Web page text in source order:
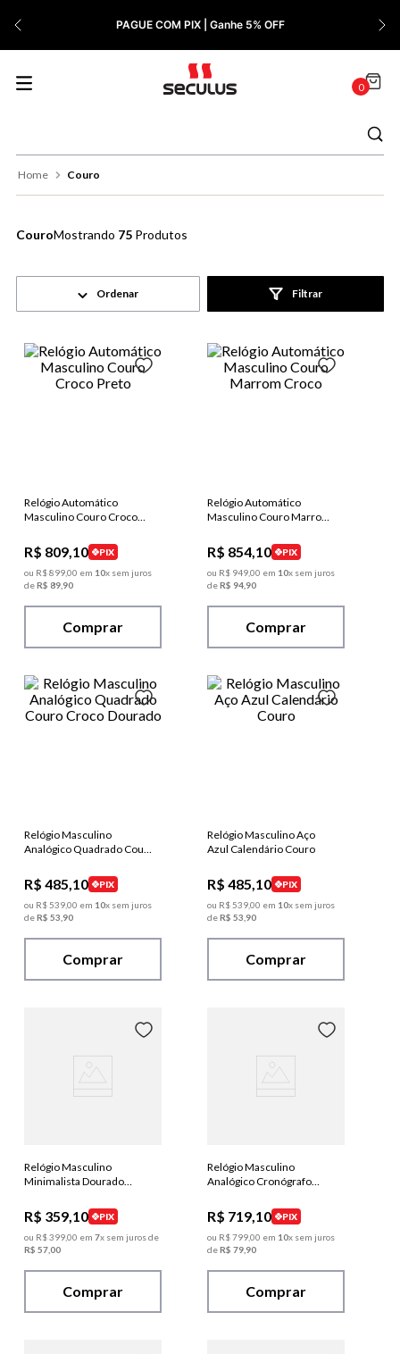
PAGUE COM PIX | Ganhe 5% OFF
0
Couro
Couro 75 Produtos
Filtrar
Relógio Automático
Masculino Couro Croco
R$ 809,10
PIX
ou R$89900 em 10x sem juros
deR$ 89 90
Comprar
Relógio Automático
Masculino Couro Marrom
R$ 854,10
PIX
ou R$ 94900 em 10x sem juros
deR$ 94 90
Comprar
Relógio Masculino
Analógico Quadrado Couro
R$ 485,10
PIX
ou R$ 53900 em 10x sem juros
deR$ 53 90
Comprar
Relógio Masculino Aço
Azul Calendário Couro
R$ 485,10
PIX
ou R$ 53900 em 10x sem juros
deR$ 53 90
Comprar
Relógio Masculino
Minimalista Dourado
R$ 359,10
PIX
ou R$39900 em 7x sem juros de
R$ 5700
Comprar
Relógio Masculino
Analógico Cronógrafo
R$ 719,10
PIX
ou R$79900 em 10x sem juros
deR$ 79 90
Comprar
9º